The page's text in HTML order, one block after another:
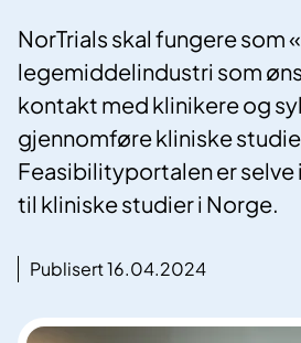
NorTrials skal fungere som
legemiddelindustri som
kontakt med klinikere og
gjennomføre kliniske
Feasibilityportalen er
til kliniske studier i Norge.
Publisert 16.04.2024